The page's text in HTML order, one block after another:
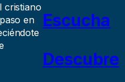
cristiano
en
Escucha
Descubre